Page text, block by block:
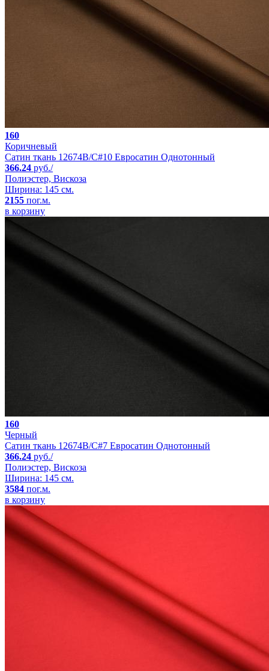
160
Коричневый
Сатин ткань 12674B/C#10 Евросатин Однотонный
366.24 руб./
Полиэстер, Вискоза
Ширина: 145 см.
2155 пог.м.
в корзину
160
Черный
Сатин ткань 12674B/C#7 Евросатин Однотонный
366.24 руб./
Полиэстер, Вискоза
Ширина: 145 см.
3584 пог.м.
в корзину